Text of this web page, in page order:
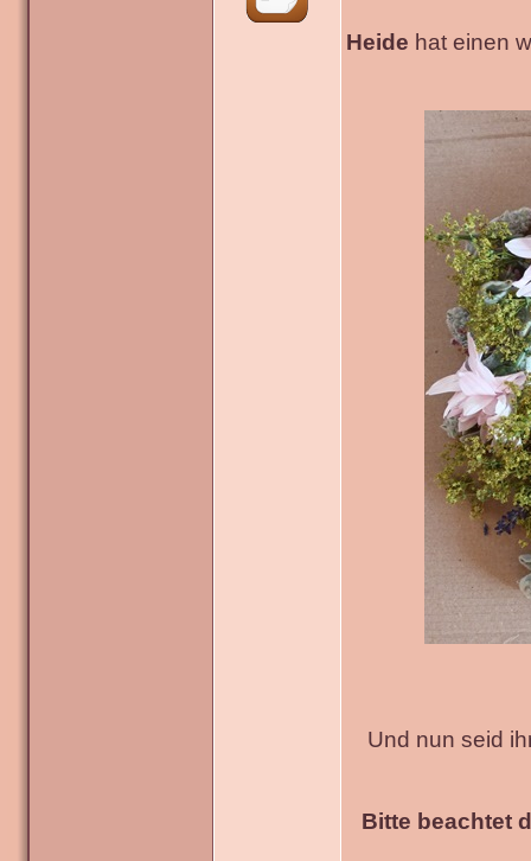
Heide hat einen
Und nun seid
Bitte beachtet